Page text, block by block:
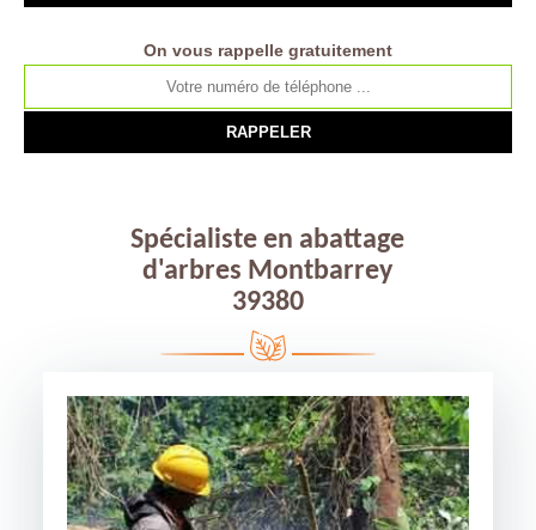
On vous rappelle gratuitement
Spécialiste en abattage
d'arbres Montbarrey
39380